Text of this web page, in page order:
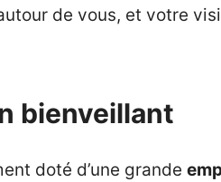
de vous, et votre
bienveillant
doté d’une grande